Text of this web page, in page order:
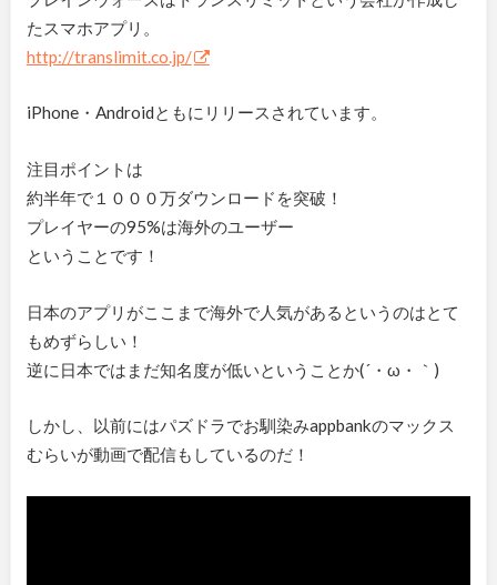
たスマホアプリ。
http://translimit.co.jp/
iPhone・Androidともにリリースされています。
注目ポイントは
約半年で１０００万ダウンロードを突破！
プレイヤーの95%は海外のユーザー
ということです！
日本のアプリがここまで海外で人気があるというのはとて
もめずらしい！
逆に日本ではまだ知名度が低いということか(´・ω・｀)
しかし、以前にはパズドラでお馴染みappbankのマックス
むらいが動画で配信もしているのだ！